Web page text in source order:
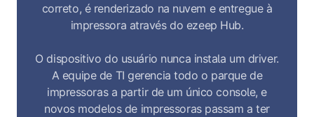
correto, é renderizado na nuvem e entregue à
impressora através do ezeep Hub.
O dispositivo do usuário nunca instala um driver.
A equipe de TI gerencia todo o parque de
impressoras a partir de um único console, e
novos modelos de impressoras passam a ter